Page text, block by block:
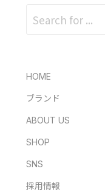
HOME
ブランド
ABOUT US
SHOP
SNS
採用情報